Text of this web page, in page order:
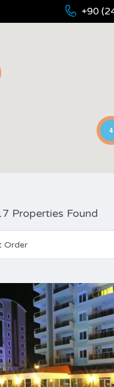
+90
4
Properties Found
Order